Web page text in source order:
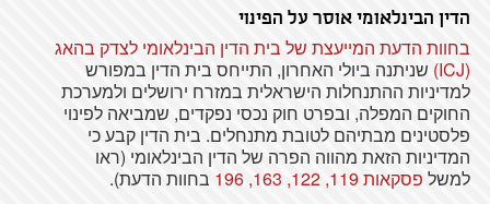
הדין הבינלאומי אוסר על הפינוי
בחוות הדעת המייעצת של בית הדין הבינלאומי לצדק בהאג
(ICJ)
שניתנה ביולי האחרון, התייחס בית הדין במפורש
למדיניות ההתנחלות הישראלית במזרח ירושלים ולמערכת
החוקים המפלה, ובפרט חוק נכסי נפקדים, שמביאה לפינוי
פלסטינים מבתיהם לטובת מתנחלים. בית הדין קבע כי
המדיניות הזאת מהווה הפרה של הדין הבינלאומי (ראו
למשל פסקאות 119, 122, 163, 196
בחוות הדעת).